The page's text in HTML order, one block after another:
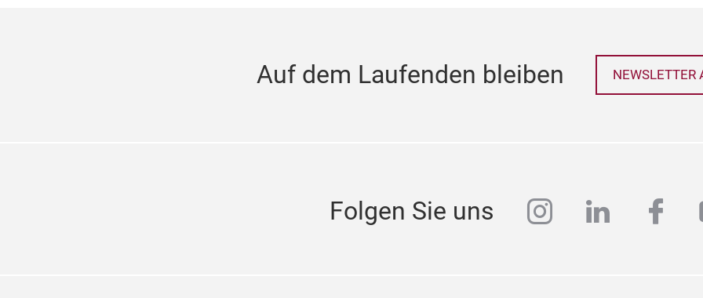
Auf dem Laufenden bleiben NEWSLETTER
Folgen Sie uns instagram
linkedin